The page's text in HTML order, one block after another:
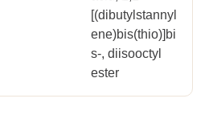
[(dibutylstannyl
ene)bis(thio)]bi
s-, diisooctyl
ester